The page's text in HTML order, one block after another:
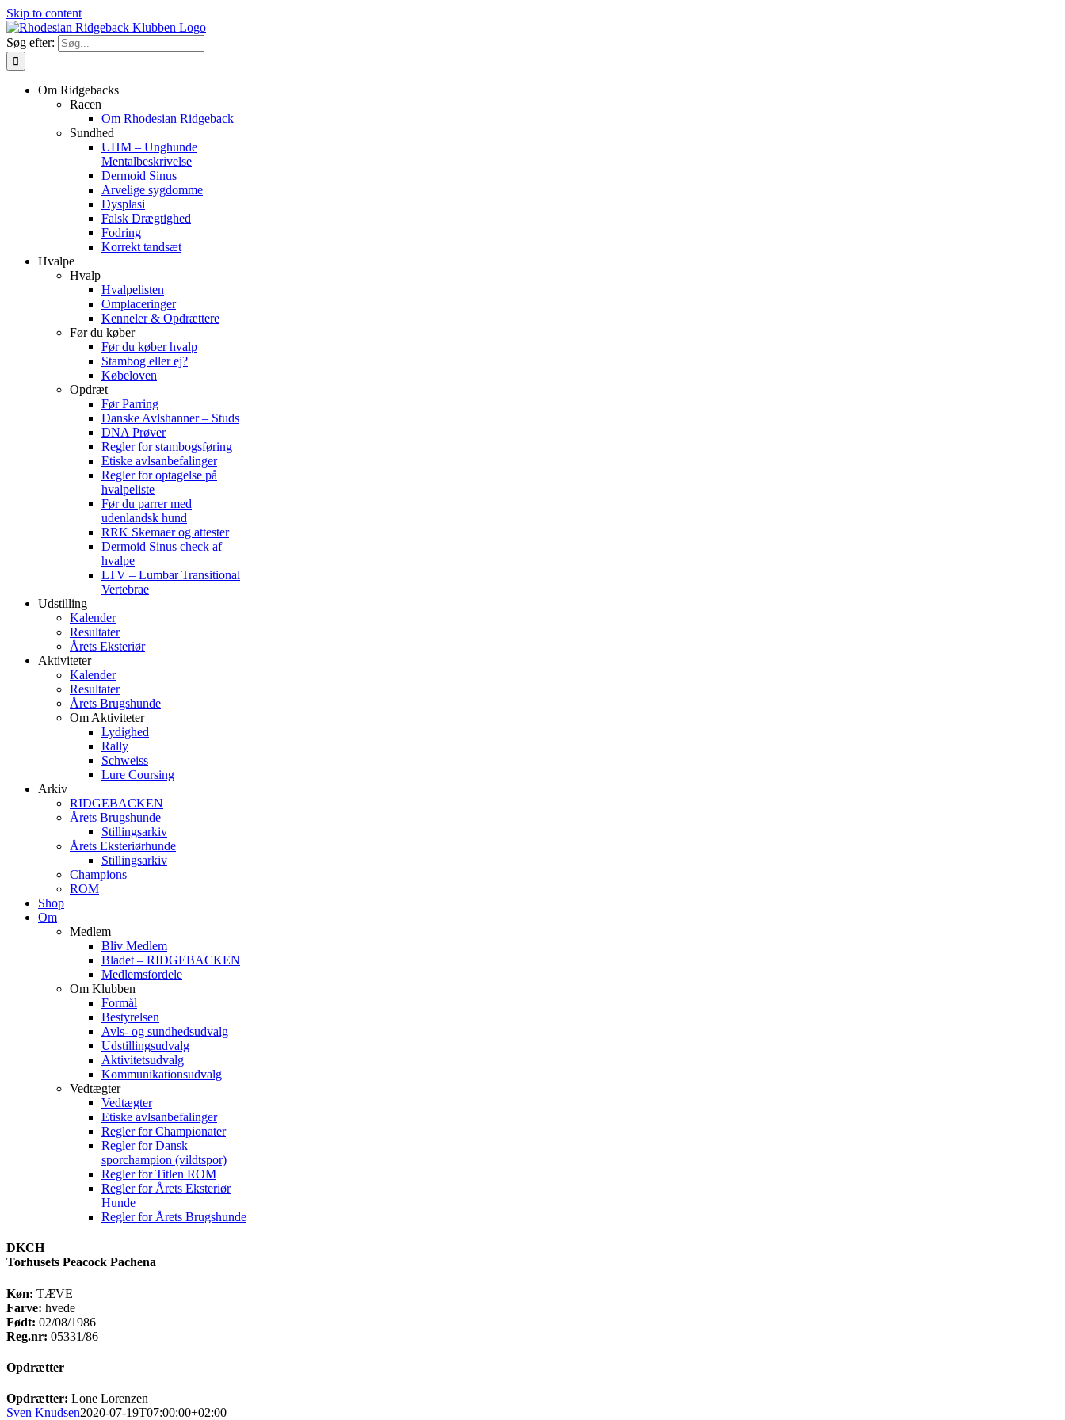
Skip to content
Søg efter:
Om Ridgebacks
Racen
Om Rhodesian Ridgeback
Sundhed
UHM – Unghunde
Mentalbeskrivelse
Dermoid Sinus
Arvelige sygdomme
Dysplasi
Falsk Drægtighed
Fodring
Korrekt tandsæt
Hvalpe
Hvalp
Hvalpelisten
Omplaceringer
Kenneler & Opdrættere
Før du køber
Før du køber hvalp
Stambog eller ej?
Købeloven
Opdræt
Før Parring
Danske Avlshanner – Studs
DNA Prøver
Regler for stambogsføring
Etiske avlsanbefalinger
Regler for optagelse på
hvalpeliste
Før du parrer med
udenlandsk hund
RRK Skemaer og attester
Dermoid Sinus check af
hvalpe
LTV – Lumbar Transitional
Vertebrae
Udstilling
Kalender
Resultater
Årets Eksteriør
Aktiviteter
Kalender
Resultater
Årets Brugshunde
Om Aktiviteter
Lydighed
Rally
Schweiss
Lure Coursing
Arkiv
RIDGEBACKEN
Årets Brugshunde
Stillingsarkiv
Årets Eksteriørhunde
Stillingsarkiv
Champions
ROM
Shop
Om
Medlem
Bliv Medlem
Bladet – RIDGEBACKEN
Medlemsfordele
Om Klubben
Formål
Bestyrelsen
Avls- og sundhedsudvalg
Udstillingsudvalg
Aktivitetsudvalg
Kommunikationsudvalg
Vedtægter
Vedtægter
Etiske avlsanbefalinger
Regler for Championater
Regler for Dansk
sporchampion (vildtspor)
Regler for Titlen ROM
Regler for Årets Eksteriør
Hunde
Regler for Årets Brugshunde
DKCH
Torhusets Peacock Pachena
Køn: TÆVE
Farve: hvede
Født: 02/08/1986
Reg.nr: 05331/86
Opdrætter
Opdrætter: Lone Lorenzen
Sven Knudsen2020-07-19T07:00:00+02:00